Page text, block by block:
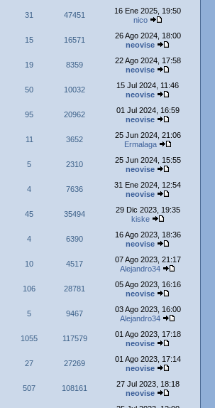
31 47451
16 Ene 2025, 19:50
nico
15 16571
26 Ago 2024, 18:00
neovise
19 8359
22 Ago 2024, 17:58
neovise
50 10032
15 Jul 2024, 11:46
neovise
95 20962
01 Jul 2024, 16:59
neovise
11 3652
25 Jun 2024, 21:06
Ermalaga
5 2310
25 Jun 2024, 15:55
neovise
4 7636
31 Ene 2024, 12:54
neovise
45 35494
29 Dic 2023, 19:35
kiske
4 6390
16 Ago 2023, 18:36
neovise
10 4517
07 Ago 2023, 21:17
Alejandro34
106 28781
05 Ago 2023, 16:16
neovise
5 9467
03 Ago 2023, 16:00
Alejandro34
1055 117579
01 Ago 2023, 17:18
neovise
27 27269
01 Ago 2023, 17:14
neovise
507 108161
27 Jul 2023, 18:18
neovise